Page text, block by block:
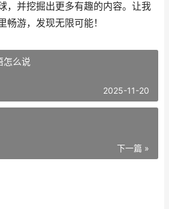
，并挖掘出更多有趣的内容。让我
畅游，发现无限可能！
怎么说
2025-11-20
下一篇 »